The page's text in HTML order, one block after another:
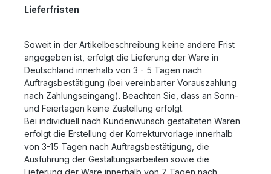
Lieferfristen
Soweit in der Artikelbeschreibung keine andere Frist
angegeben ist, erfolgt die Lieferung der Ware in
Deutschland innerhalb von 3 - 5 Tagen nach
Auftragsbestätigung (bei vereinbarter Vorauszahlung
nach Zahlungseingang). Beachten Sie, dass an Sonn-
und Feiertagen keine Zustellung erfolgt.
Bei individuell nach Kundenwunsch gestalteten Waren
erfolgt die Erstellung der Korrekturvorlage innerhalb
von 3-15 Tagen nach Auftragsbestätigung, die
Ausführung der Gestaltungsarbeiten sowie die
Lieferung der Ware innerhalb von 7 Tagen nach